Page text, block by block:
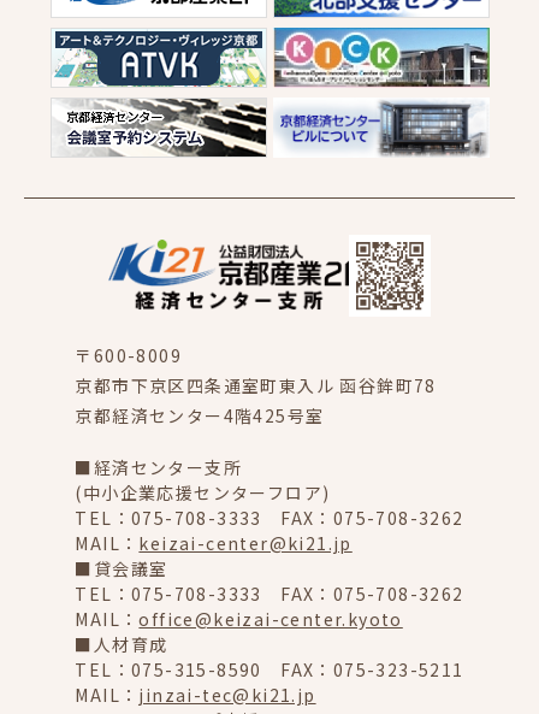
〒600-8009
京都市下京区四条通室町東入ル 函谷鉾町78
京都経済センター4階425号室
■経済センター支所
(中小企業応援センターフロア)
TEL：075-708-3333 FAX：075-708-3262
MAIL： keizai-center@ki21.jp
■貸会議室
TEL：075-708-3333 FAX：075-708-3262
MAIL：office@keizai-center.kyoto
■人材育成
TEL：075-315-8590 FAX：075-323-5211
MAIL： jinzai-tec@ki21.jp